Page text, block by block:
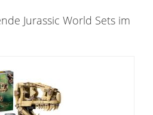
Jurassic World Sets im